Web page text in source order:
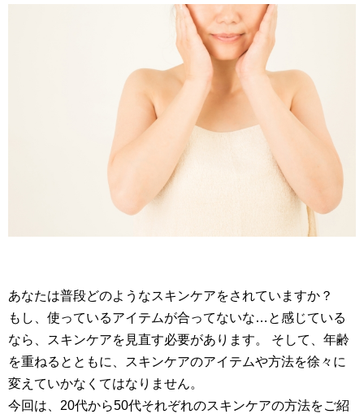
あなたは普段どのようなスキンケアをされていますか？
もし、使っているアイテムが合ってないな…と感じている
なら、スキンケアを見直す必要があります。 そして、年齢
を重ねるとともに、スキンケアのアイテムや方法を徐々に
変えていかなくてはなりません。
今回は、20代から50代それぞれのスキンケアの方法をご紹